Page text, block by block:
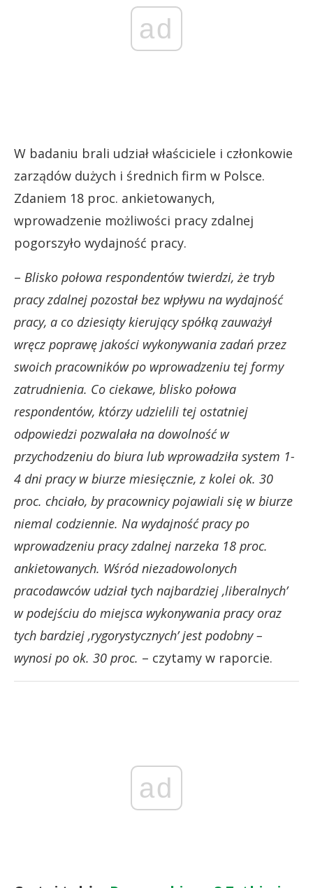
ad
W badaniu brali udział właściciele i członkowie
zarządów dużych i średnich firm w Polsce.
Zdaniem 18 proc. ankietowanych,
wprowadzenie możliwości pracy zdalnej
pogorszyło wydajność pracy.
– Blisko połowa respondentów twierdzi, że tryb
pracy zdalnej pozostał bez wpływu na wydajność
pracy, a co dziesiąty kierujący spółką zauważył
wręcz poprawę jakości wykonywania zadań przez
swoich pracowników po wprowadzeniu tej formy
zatrudnienia. Co ciekawe, blisko połowa
respondentów, którzy udzielili tej ostatniej
odpowiedzi pozwalała na dowolność w
przychodzeniu do biura lub wprowadziła system 1-
4 dni pracy w biurze miesięcznie, z kolei ok. 30
proc. chciało, by pracownicy pojawiali się w biurze
niemal codziennie. Na wydajność pracy po
wprowadzeniu pracy zdalnej narzeka 18 proc.
ankietowanych. Wśród niezadowolonych
pracodawców udział tych najbardziej ‚liberalnych’
w podejściu do miejsca wykonywania pracy oraz
tych bardziej ‚rygorystycznych’ jest podobny –
wynosi po ok. 30 proc. – czytamy w raporcie.
ad